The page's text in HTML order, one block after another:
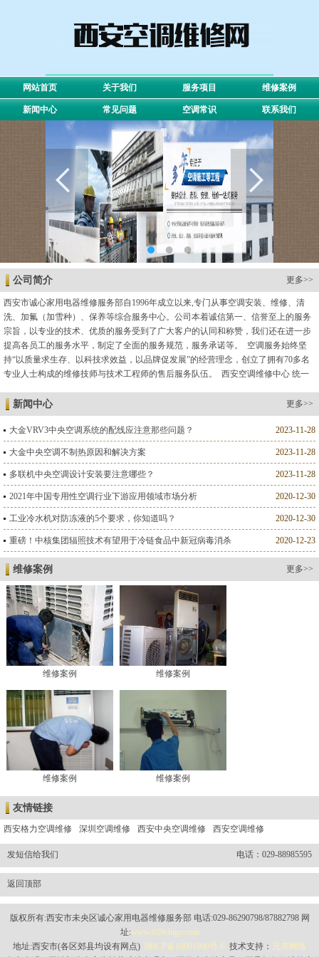
网站首页 关于我们 服务项目 维修案例
新闻中心 常见问题 空调常识 联系我们
公司简介 更多>>
西安市诚心家用电器维修服务部自1996年成立以来,专门从事空调安装、维修、清
洗、加氟（加雪种）、保养等综合服务中心。公司本着诚信第一、信誉至上的服务
宗旨，以专业的技术、优质的服务受到了广大客户的认同和称赞，我们还在进一步
提高各员工的服务水平，制定了全面的服务规范，服务承诺等。 空调服务始终坚
持“以质量求生存、以科技求效益，以品牌促发展”的经营理念，创立了拥有70多名
专业人士构成的维修技师与技术工程师的售后服务队伍。 西安空调维修中心 统一
新闻中心 更多>>
2023-11-28
大金VRV3中央空调系统的配线应注意那些问题？
2023-11-28
大金中央空调不制热原因和解决方案
2023-11-28
多联机中央空调设计安装要注意哪些？
2020-12-30
2021年中国专用性空调行业下游应用领域市场分析
2020-12-30
工业冷水机对防冻液的5个要求，你知道吗？
2020-12-23
重磅！中核集团辐照技术有望用于冷链食品中新冠病毒消杀
维修案例 更多>>
维修案例 维修案例
维修案例 维修案例
友情链接
西安格力空调维修 深圳空调维修 西安中央空调维修 西安空调维修
发短信给我们 电话：029-88985595
返回顶部
版权所有:西安市未央区诚心家用电器维修服务部 电话:029-86290798/87882798 网
址:www.029chigo.com
地址:西安市(各区郊县均设有网点) 陕ICP备19001990号-6 技术支持： 兄弟网络